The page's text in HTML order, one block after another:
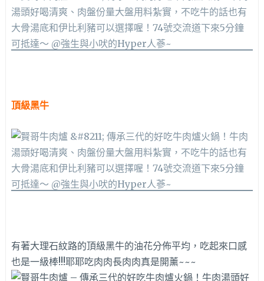
頂級黑牛
有著大理石紋路的頂級黑牛的油花分佈平均，吃起來口感
也是一級棒!!!耶耶吃肉肉長肉肉真是開薰~~~